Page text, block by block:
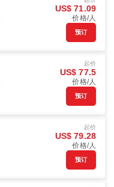
US$ 71.09
价格/人
预订
起价
US$ 77.5
价格/人
预订
起价
US$ 79.28
价格/人
预订